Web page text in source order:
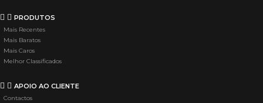
PRODUTOS
Mais Recentes
Mais Baratos
Mais Caros
Melhor Classificados
APOIO AO CLIENTE
Contactos